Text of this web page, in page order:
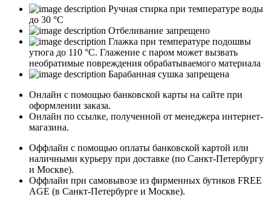
Ручная стирка при температуре воды
до 30 °C
Отбеливание запрещено
Глажка при температуре подошвы
утюга до 110 °C. Глажение с паром может вызвать
необратимые повреждения обрабатываемого материала
Барабанная сушка запрещена
Онлайн с помощью банковской карты на сайте при
оформлении заказа.
Онлайн по ссылке, полученной от менеджера интернет-
магазина.
Оффлайн с помощью оплаты банковской картой или
наличными курьеру при доставке (по Санкт-Петербургу
и Москве).
Оффлайн при самовывозе из фирменных бутиков FREE
AGE (в Санкт-Петербурге и Москве).